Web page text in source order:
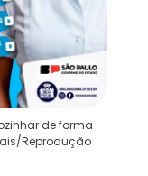
de forma
Reprodução